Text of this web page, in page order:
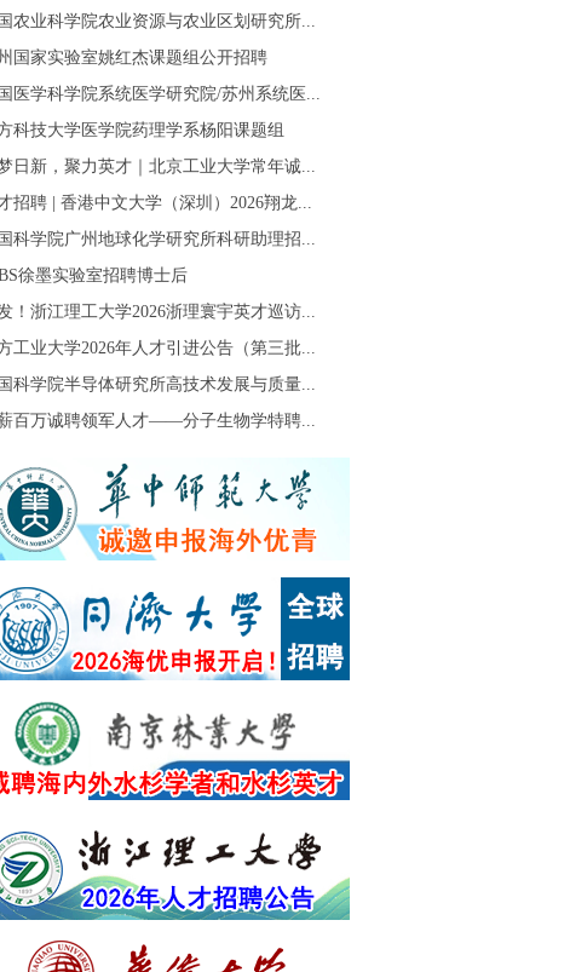
农业科学院农业资源与农业区划研究所...
国家实验室姚红杰课题组公开招聘
医学科学院系统医学研究院/苏州系统医...
科技大学医学院药理学系杨阳课题组
日新，聚力英才｜北京工业大学常年诚...
招聘 | 香港中文大学（深圳）2026翔龙...
科学院广州地球化学研究所科研助理招...
徐墨实验室招聘博士后
！浙江理工大学2026浙理寰宇英才巡访...
工业大学2026年人才引进公告（第三批...
科学院半导体研究所高技术发展与质量...
百万诚聘领军人才——分子生物学特聘...